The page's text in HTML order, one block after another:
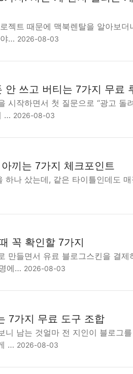
젝트 때문에 맥북렌탈을 알아보더
… 2026-08-03
안 쓰고 버티는 7가지 무료
시작하면서 첫 질문으로 “광고 돌
… 2026-08-03
끼는 7가지 체크포인트
하나 샀는데, 같은 타이틀인데도
꼭 확인할 7가지
만들면서 유료 블로그스킨을 결제
에… 2026-08-03
7가지 무료 도구 조합
니 남는 것얼마 전 지인이 블로그
… 2026-08-03